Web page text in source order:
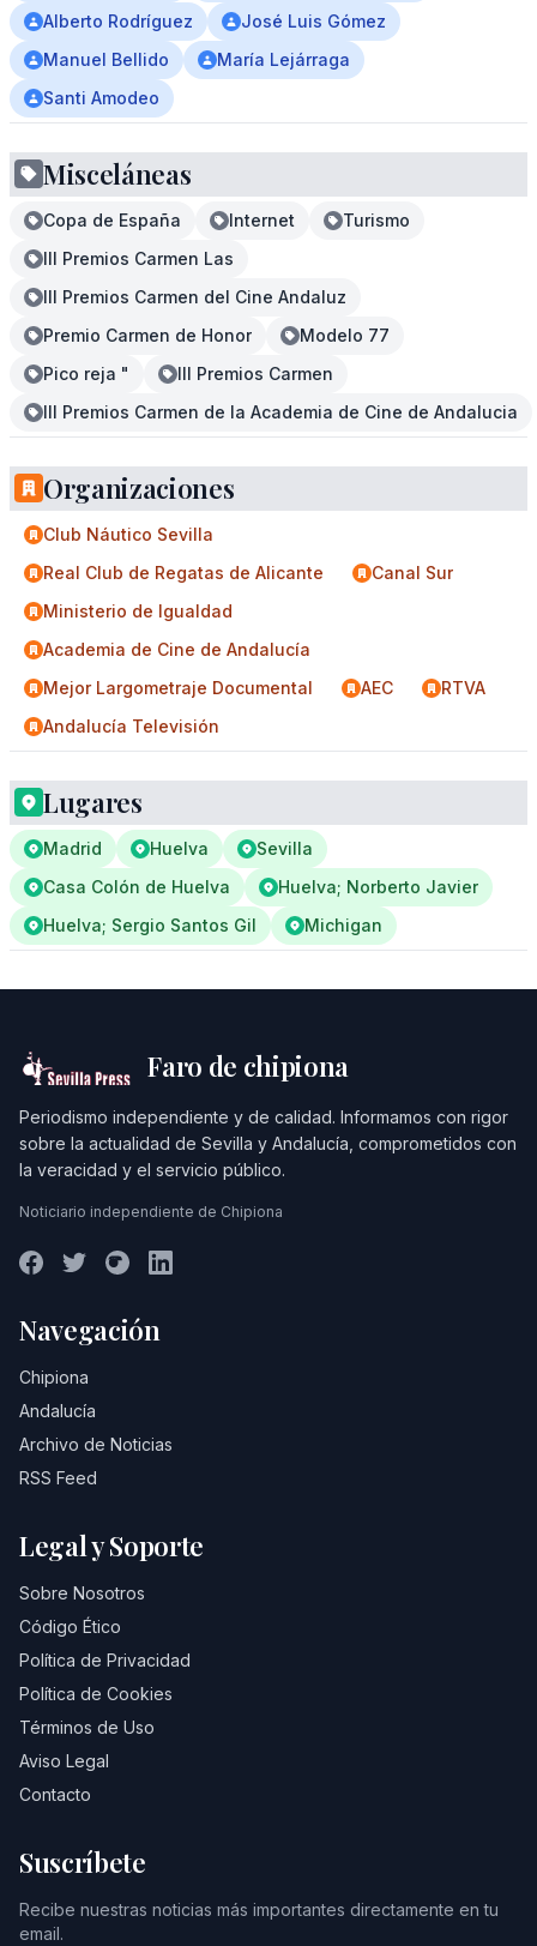
Alberto Rodríguez
José Luis Gómez
Manuel Bellido
María Lejárraga
Santi Amodeo
Misceláneas
Copa de España Internet
Turismo
III Premios Carmen Las
III Premios Carmen del Cine Andaluz
Premio Carmen de Honor
Modelo 77
Pico reja "
III Premios Carmen
III Premios Carmen de la Academia de Cine de Andalucia
Organizaciones
Club Náutico Sevilla
Real Club de Regatas de Alicante
Canal Sur
Ministerio de Igualdad
Academia de Cine de Andalucía
Mejor Largometraje Documental
AEC
RTVA
Andalucía Televisión
Lugares
Madrid Huelva
Sevilla
Casa Colón de Huelva
Huelva; Norberto Javier
Huelva; Sergio Santos Gil
Michigan
Faro de chipiona
Periodismo independiente y de calidad. Informamos con rigor
sobre la actualidad de Sevilla y Andalucía, comprometidos con
la veracidad y el servicio público.
Noticiario independiente de Chipiona
Navegación
Chipiona
Andalucía
Archivo de Noticias
RSS Feed
Legal y Soporte
Sobre Nosotros
Código Ético
Política de Privacidad
Política de Cookies
Términos de Uso
Aviso Legal
Contacto
Suscríbete
Recibe nuestras noticias más importantes directamente en tu
email.